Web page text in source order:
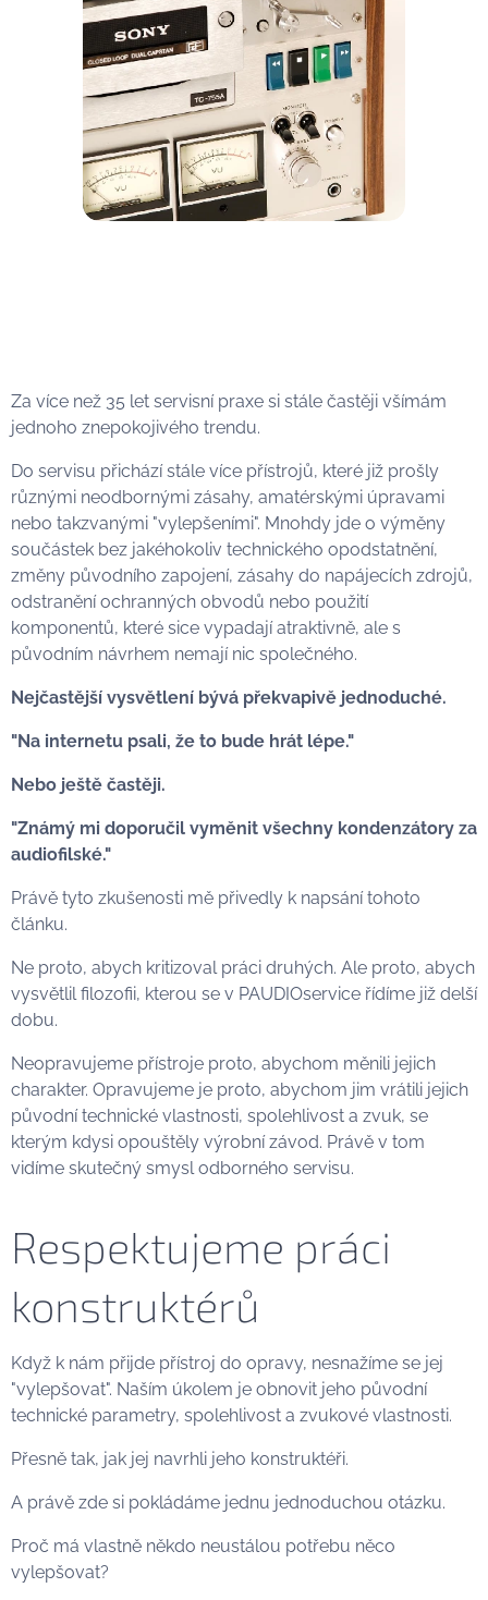
Za více než 35 let servisní praxe si stále častěji všímám
jednoho znepokojivého trendu.
Do servisu přichází stále více přístrojů, které již prošly
různými neodbornými zásahy, amatérskými úpravami
nebo takzvanými "vylepšeními". Mnohdy jde o výměny
součástek bez jakéhokoliv technického opodstatnění,
změny původního zapojení, zásahy do napájecích zdrojů,
odstranění ochranných obvodů nebo použití
komponentů, které sice vypadají atraktivně, ale s
původním návrhem nemají nic společného.
Nejčastější vysvětlení bývá překvapivě jednoduché.
"Na internetu psali, že to bude hrát lépe."
Nebo ještě častěji.
"Známý mi doporučil vyměnit všechny kondenzátory za
audiofilské."
Právě tyto zkušenosti mě přivedly k napsání tohoto
článku.
Ne proto, abych kritizoval práci druhých. Ale proto, abych
vysvětlil filozofii, kterou se v PAUDIOservice řídíme již delší
dobu.
Neopravujeme přístroje proto, abychom měnili jejich
charakter. Opravujeme je proto, abychom jim vrátili jejich
původní technické vlastnosti, spolehlivost a zvuk, se
kterým kdysi opouštěly výrobní závod. Právě v tom
vidíme skutečný smysl odborného servisu.
Respektujeme práci
konstruktérů
Když k nám přijde přístroj do opravy, nesnažíme se jej
"vylepšovat". Naším úkolem je obnovit jeho původní
technické parametry, spolehlivost a zvukové vlastnosti.
Přesně tak, jak jej navrhli jeho konstruktéři.
A právě zde si pokládáme jednu jednoduchou otázku.
Proč má vlastně někdo neustálou potřebu něco
vylepšovat?